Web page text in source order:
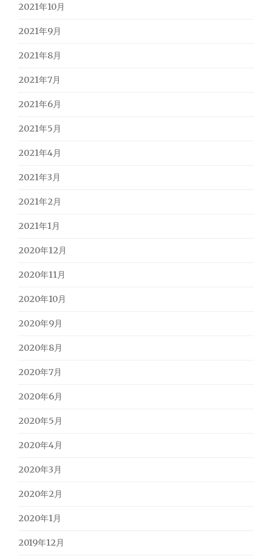
2021年10月
2021年9月
2021年8月
2021年7月
2021年6月
2021年5月
2021年4月
2021年3月
2021年2月
2021年1月
2020年12月
2020年11月
2020年10月
2020年9月
2020年8月
2020年7月
2020年6月
2020年5月
2020年4月
2020年3月
2020年2月
2020年1月
2019年12月